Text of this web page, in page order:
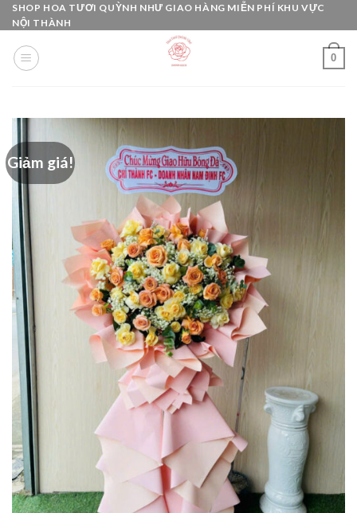
Skip
to
content
SHOP HOA TƯƠI QUỲNH NHƯ GIAO HÀNG MIỄN PHÍ KHU VỰC
NỘI THÀNH
0
Giảm giá!